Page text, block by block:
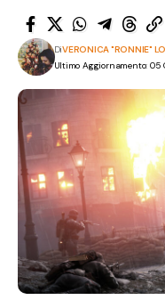
Ultimo Aggiornamento: 05
DiVERONICA "RONNIE"